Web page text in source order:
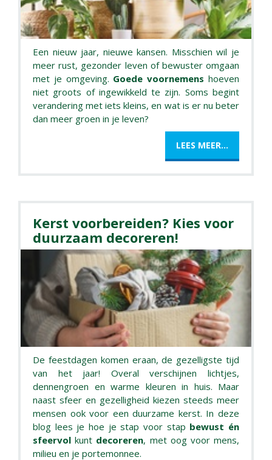
Een nieuw jaar, nieuwe kansen. Misschien wil je
meer rust, gezonder leven of bewuster omgaan
met je omgeving. Goede voornemens hoeven
niet groots of ingewikkeld te zijn. Soms begint
verandering met iets kleins, en wat is er nu beter
dan meer groen in je leven?
LEES MEER...
Kerst voorbereiden? Kies voor
duurzaam decoreren!
De feestdagen komen eraan, de gezelligste tijd
van het jaar! Overal verschijnen lichtjes,
dennengroen en warme kleuren in huis. Maar
naast sfeer en gezelligheid kiezen steeds meer
mensen ook voor een duurzame kerst. In deze
blog lees je hoe je stap voor stap bewust én
sfeervol kunt decoreren, met oog voor mens,
milieu en je portemonnee.